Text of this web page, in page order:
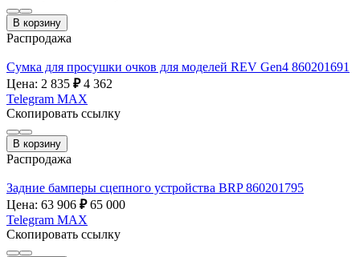
В корзину
Распродажа
Сумка для просушки очков для моделей REV Gen4 860201691
Цена: 2 835 ₽ 4 362
Telegram MAX
Скопировать ссылку
В корзину
Распродажа
Задние бамперы сцепного устройства BRP 860201795
Цена: 63 906 ₽ 65 000
Telegram MAX
Скопировать ссылку